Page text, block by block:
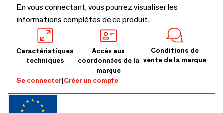
En vous connectant, vous pourrez visualiser les
informations complètes de ce produit.
Caractéristiques
techniques
Accès aux
coordonnées de la
marque
Conditions de
vente de la marque
Se connecter|Créer un compte